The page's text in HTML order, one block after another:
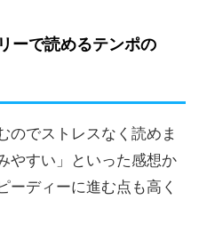
ーで読めるテンポの
のでストレスなく読めま
やすい」といった感想か
ーディーに進む点も高く